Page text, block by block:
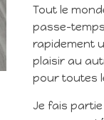
Tout le
passe-
rapidement
plaisir au
pour toutes
Je fais